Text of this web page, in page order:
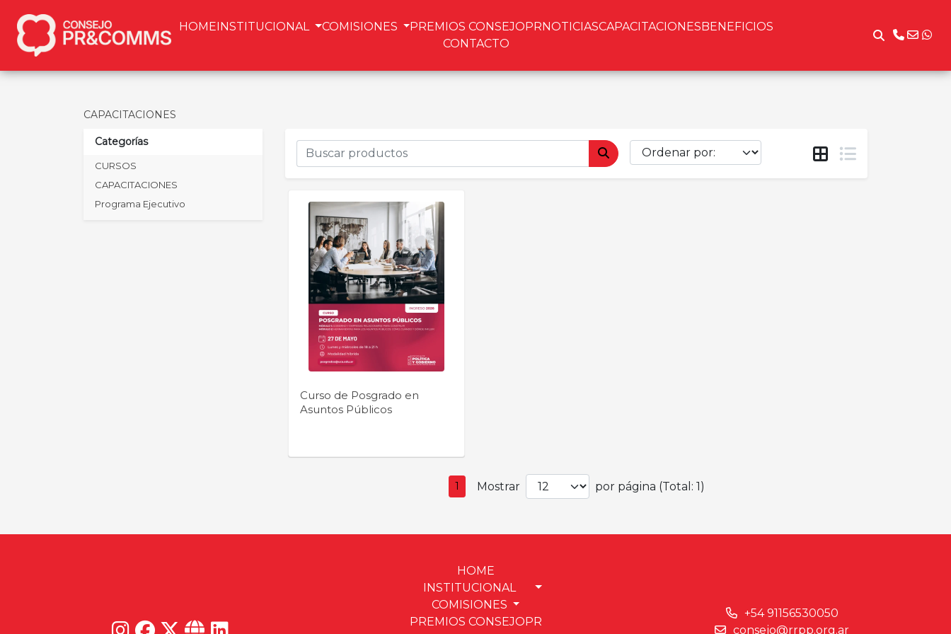
HOMEINSTITUCIONAL COMISIONES PREMIOS CONSEJOPRNOTICIASCAPACITACIONESBENEFICIOS
CONTACTO
CAPACITACIONES
Categorías
CURSOS
CAPACITACIONES
Programa Ejecutivo
Curso de Posgrado en
Asuntos Públicos
1 Mostrar por página (Total: 1)
HOME
INSTITUCIONAL
COMISIONES
PREMIOS CONSEJOPR
+54 91156530050
consejo@rrpp.org.ar